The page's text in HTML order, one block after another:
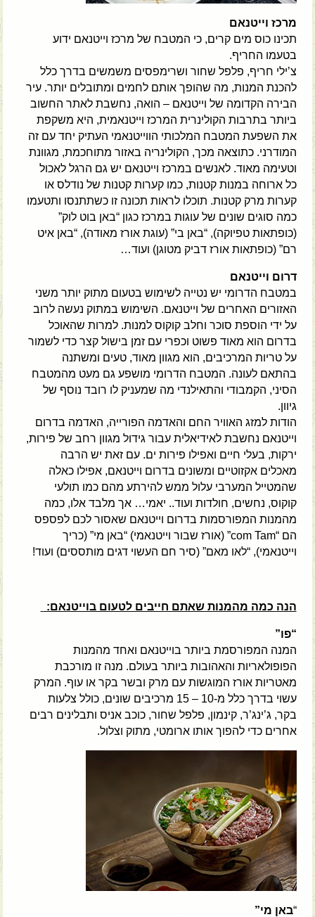
מרכז וייטנאם
תכינו כוס מים קרים, כי המטבח של מרכז וייטנאם ידוע
בטעמו החריף.
צ’ילי חריף, פלפל שחור ושרימפסים משמשים בדרך כלל
להכנת המנות, מה שהופך אותם לחמים ומתובלים יותר. עיר
הבירה הקדומה של וייטנאם – הואה, נחשבת לאתר החשוב
ביותר בתרבות הקולינרית המרכז וייטנאמית, היא משקפת
את השפעת המטבח המלכותי הווייטנאמי העתיק יחד עם זה
המודרני. כתוצאה מכך, הקולינריה באזור מתוחכמת, מגוונת
וטעימה מאוד. לאנשים במרכז וייטנאם יש גם הרגל לאכול
כל ארוחה במנות קטנות, כמו קערות קטנות של נודלס או
קערות מרק קטנות. תוכלו לראות תכונה זו כשתתנסו ותטעמו
כמה סוגים שונים של עוגות במרכז כגון “באן בוט לוק”
(כופתאות טפיוקה), “באן בי” (עוגת אורז מאודה), “באן איט
רם” (כופתאות אורז דביק מטוגן) ועוד…
דרום וייטנאם
במטבח הדרומי יש נטייה לשימוש בטעום מתוק יותר משני
האזורים האחרים של וייטנאם. השימוש במתוק נעשה לרוב
על ידי הוספת סוכר וחלב קוקוס למנות. למרות שהאוכל
בדרום הוא מאוד פשוט וכפרי עם זמן בישול קצר כדי לשמור
על טריות המרכיבים, הוא מגוון מאוד, טעים ומשתנה
בהתאם לעונה. המטבח הדרומי מושפע גם מעט מהמטבח
הסיני, הקמבודי והתאילנדי מה שמעניק לו רובד נוסף של
גיוון.
הודות למזג האוויר החם והאדמה הפורייה, האדמה בדרום
וייטנאם נחשבת לאידיאלית עבור גידול מגוון רחב של פירות,
ירקות, בעלי חיים ואפילו פירות ים. עם זאת יש הרבה
מאכלים אקזוטיים ומשונים בדרום וייטנאם, אפילו כאלה
שהמטייל המערבי עלול ממש להירתע מהם כמו תולעי
קוקוס, נחשים, חולדות ועוד.. יאמי… אך מלבד אלו, כמה
מהמנות המפורסמות בדרום וייטנאם שאסור לכם לפספס
הם “com Tam” (אורז שבור וייטנאמי) “באן מי” (כריך
וייטנאמי), “לאו מאם” (סיר חם העשוי דגים מותססים) ועוד!
הנה כמה מהמנות שאתם חייבים לטעום בוייטנאם:
“פו”
המנה המפורסמת ביותר בוייטנאם ואחד מהמנות
הפופולאריות והאהובות ביותר בעולם. מנה זו מורכבת
מאטריות אורז המוגשות עם מרק ובשר בקר או עוף. המרק
עשוי בדרך כלל מ-10 – 15 מרכיבים שונים, כולל צלעות
בקר, ג’ינג’ר, קינמון, פלפל שחור, כוכב אניס ותבלינים רבים
אחרים כדי להפוך אותו ארומטי, מתוק וצלול.
“באן מי”